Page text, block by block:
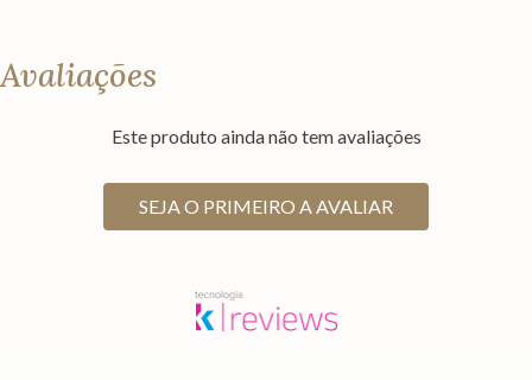
Avaliações
Este produto ainda não tem avaliações
SEJA O PRIMEIRO A AVALIAR